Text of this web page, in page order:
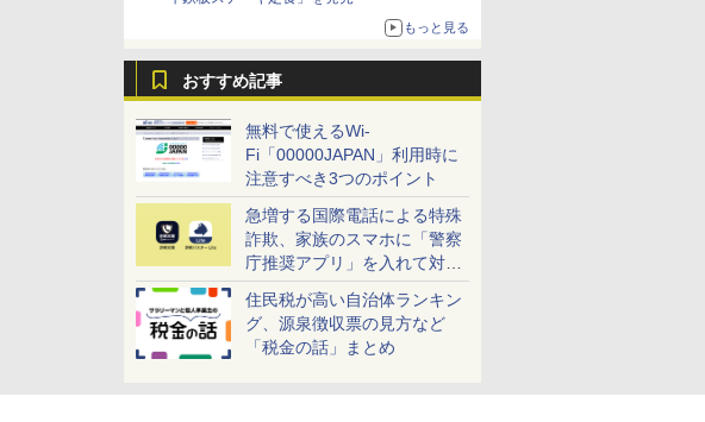
もっと見る
おすすめ記事
無料で使えるWi-
Fi「00000JAPAN」利用時に
注意すべき3つのポイント
急増する国際電話による特殊
詐欺、家族のスマホに「警察
庁推奨アプリ」を入れて対策
しよう！
住民税が高い自治体ランキン
グ、源泉徴収票の見方など
「税金の話」まとめ